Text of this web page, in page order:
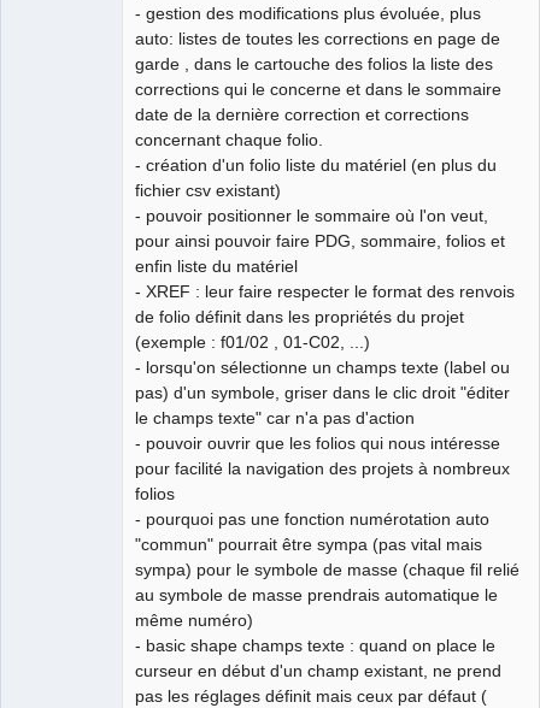
- gestion des modifications plus évoluée, plus
auto: listes de toutes les corrections en page de
garde , dans le cartouche des folios la liste des
corrections qui le concerne et dans le sommaire
date de la dernière correction et corrections
concernant chaque folio.
- création d'un folio liste du matériel (en plus du
fichier csv existant)
- pouvoir positionner le sommaire où l'on veut,
pour ainsi pouvoir faire PDG, sommaire, folios et
enfin liste du matériel
- XREF : leur faire respecter le format des renvois
de folio définit dans les propriétés du projet
(exemple : f01/02 , 01-C02, ...)
- lorsqu'on sélectionne un champs texte (label ou
pas) d'un symbole, griser dans le clic droit "éditer
le champs texte" car n'a pas d'action
- pouvoir ouvrir que les folios qui nous intéresse
pour facilité la navigation des projets à nombreux
folios
- pourquoi pas une fonction numérotation auto
"commun" pourrait être sympa (pas vital mais
sympa) pour le symbole de masse (chaque fil relié
au symbole de masse prendrais automatique le
même numéro)
- basic shape champs texte : quand on place le
curseur en début d'un champ existant, ne prend
pas les réglages définit mais ceux par défaut (